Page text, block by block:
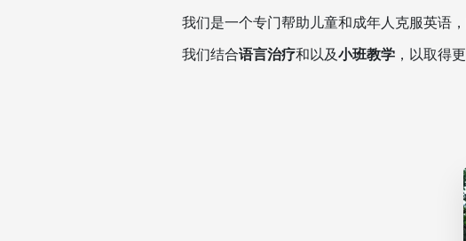
我们是一个专门帮助儿童和成年人克服英语
我们结合语言治疗和以及小班教学，以取得